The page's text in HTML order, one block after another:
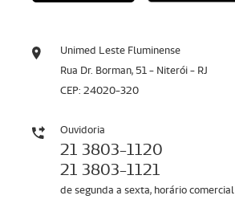
Unimed Leste Fluminense
Rua Dr. Borman, 51 - Niterói - RJ
CEP: 24020-320
Ouvidoria
21 3803-1120
21 3803-1121
de segunda a sexta, horário comercial